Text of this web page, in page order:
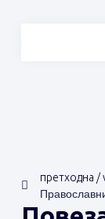
претходна /